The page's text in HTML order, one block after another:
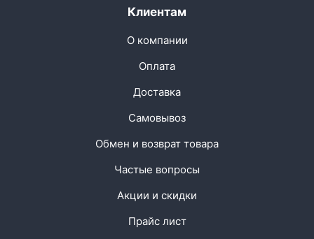
Клиентам
О компании
Оплата
Доставка
Самовывоз
Обмен и возврат товара
Частые вопросы
Акции и скидки
Прайс лист